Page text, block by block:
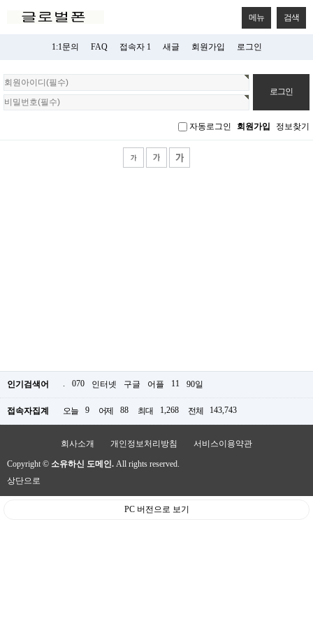
메뉴 검색
1:1문의 FAQ 접속자 1 새글 회원가입 로그인
회
원
로
자동로그인 회원가입 정보찾기
인기검색어 . 070 인터넷 구글 어플 11 90일
접속자집계 오늘 9 어제 88 최대 1,268 전체 143,743
회사소개 개인정보처리방침 서비스이용약관
Copyright © 소유하신 도메인. All rights reserved.
상단으로
PC 버전으로 보기